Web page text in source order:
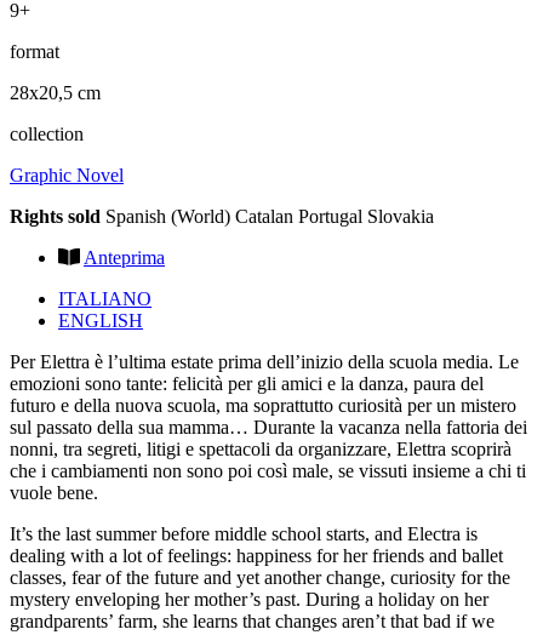
9+
format
28x20,5 cm
collection
Graphic Novel
Rights sold Spanish (World) Catalan Portugal Slovakia
Anteprima
ITALIANO
ENGLISH
Per Elettra è l’ultima estate prima dell’inizio della scuola media. Le
emozioni sono tante: felicità per gli amici e la danza, paura del
futuro e della nuova scuola, ma soprattutto curiosità per un mistero
sul passato della sua mamma… Durante la vacanza nella fattoria dei
nonni, tra segreti, litigi e spettacoli da organizzare, Elettra scoprirà
che i cambiamenti non sono poi così male, se vissuti insieme a chi ti
vuole bene.
It’s the last summer before middle school starts, and Electra is
dealing with a lot of feelings: happiness for her friends and ballet
classes, fear of the future and yet another change, curiosity for the
mystery enveloping her mother’s past. During a holiday on her
grandparents’ farm, she learns that changes aren’t that bad if we